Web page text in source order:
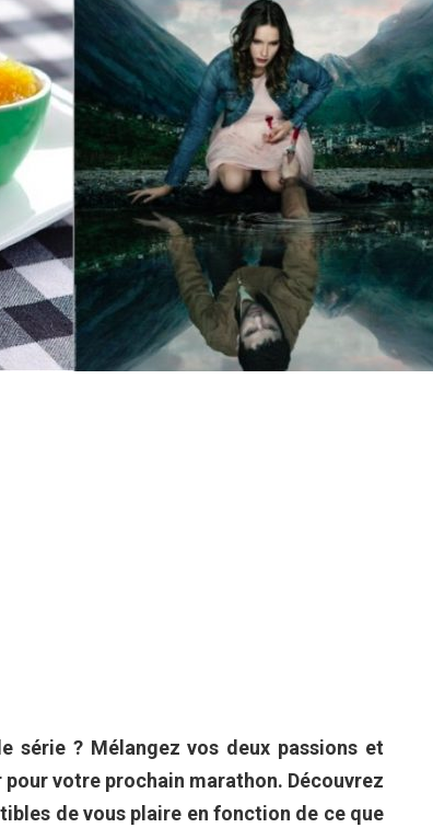
série ? Mélangez vos deux passions et
votre prochain marathon. Découvrez
de vous plaire en fonction de ce que